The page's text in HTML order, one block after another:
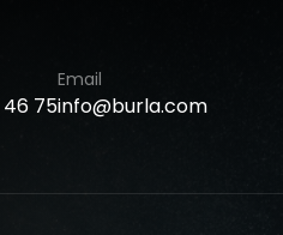
46 75
Email
info@burla.com